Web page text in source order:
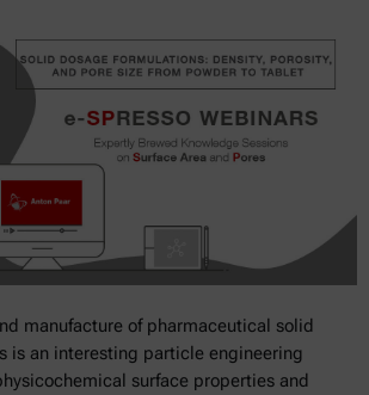
manufacture of pharmaceutical solid
is an interesting particle engineering
surface properties and